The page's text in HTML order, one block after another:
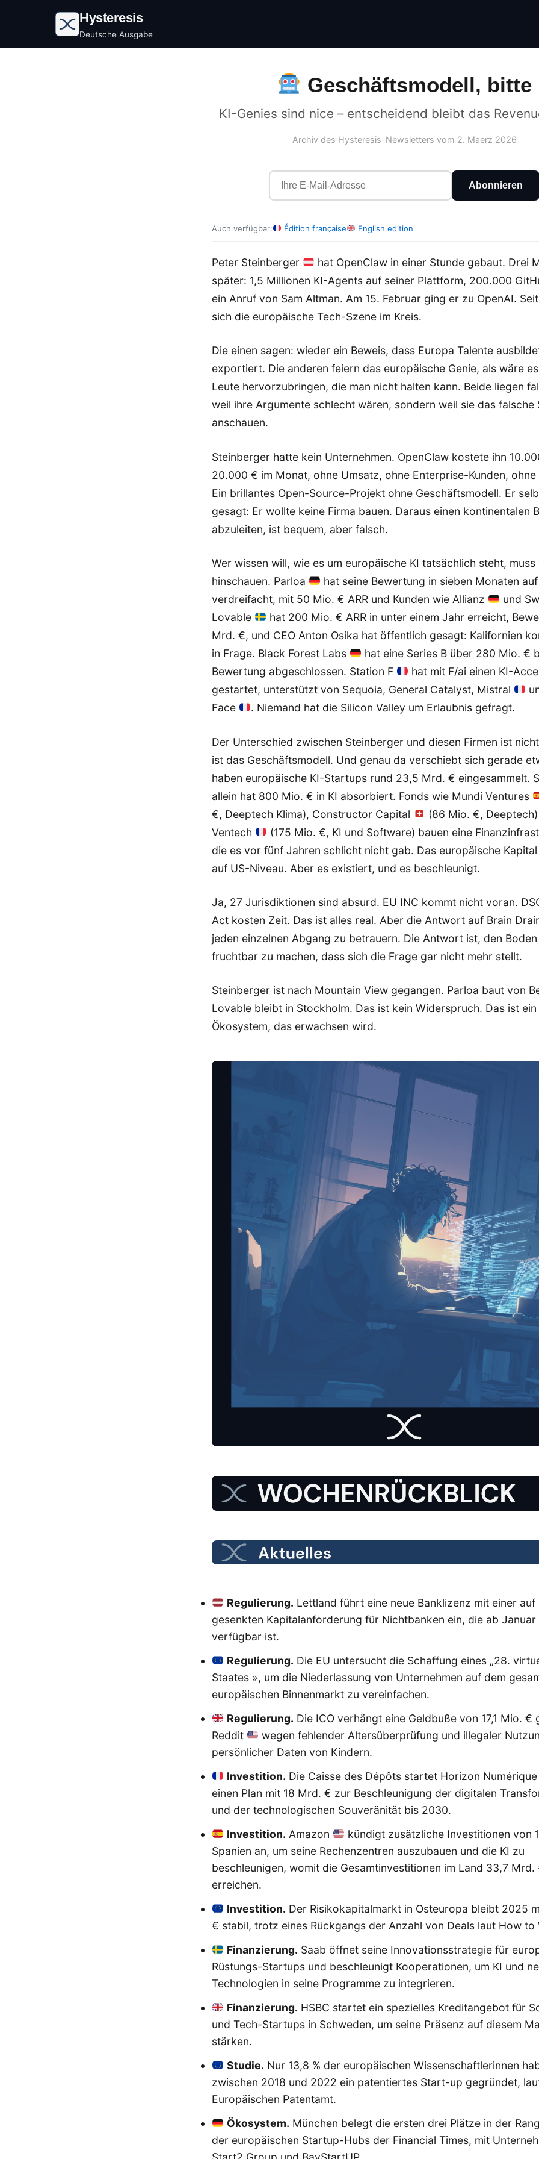
Hysteresis
Deutsche Ausgabe
Geschäftsmodell, bitte
KI-Genies sind nice – entscheidend bleibt das
Archiv des Hysteresis-Newsletters vom 2. Maerz 2026
Abonnieren
Auch verfügbar: Édition française English edition
Peter Steinberger
hat OpenClaw in einer Stunde gebaut. Drei
später: 1,5 Millionen KI-Agents auf seiner Plattform, 200.000
ein Anruf von Sam Altman. Am 15. Februar ging er zu OpenAI.
sich die europäische Tech-Szene im Kreis.
Die einen sagen: wieder ein Beweis, dass Europa Talente
exportiert. Die anderen feiern das europäische Genie, als wäre
Leute hervorzubringen, die man nicht halten kann. Beide liegen
weil ihre Argumente schlecht wären, sondern weil sie das falsche
anschauen.
Steinberger hatte kein Unternehmen. OpenClaw kostete ihn
20.000 € im Monat, ohne Umsatz, ohne Enterprise-Kunden,
Ein brillantes Open-Source-Projekt ohne Geschäftsmodell. Er
gesagt: Er wollte keine Firma bauen. Daraus einen kontinentalen
abzuleiten, ist bequem, aber falsch.
Wer wissen will, wie es um europäische KI tatsächlich steht,
hinschauen. Parloa
hat seine Bewertung in sieben Monaten
verdreifacht, mit 50 Mio. € ARR und Kunden wie Allianz
und
Lovable
hat 200 Mio. € ARR in unter einem Jahr erreicht,
Mrd. €, und CEO Anton Osika hat öffentlich gesagt: Kalifornien
in Frage. Black Forest Labs
hat eine Series B über 280 Mio. €
Bewertung abgeschlossen. Station F
hat mit F/ai einen KI-
gestartet, unterstützt von Sequoia, General Catalyst, Mistral
Face
. Niemand hat die Silicon Valley um Erlaubnis gefragt.
Der Unterschied zwischen Steinberger und diesen Firmen ist
ist das Geschäftsmodell. Und genau da verschiebt sich gerade
haben europäische KI-Startups rund 23,5 Mrd. € eingesammelt.
allein hat 800 Mio. € in KI absorbiert. Fonds wie Mundi Ventures
€, Deeptech Klima), Constructor Capital
(86 Mio. €,
Ventech
(175 Mio. €, KI und Software) bauen eine
die es vor fünf Jahren schlicht nicht gab. Das europäische
auf US-Niveau. Aber es existiert, und es beschleunigt.
Ja, 27 Jurisdiktionen sind absurd. EU INC kommt nicht voran.
Act kosten Zeit. Das ist alles real. Aber die Antwort auf Brain
jeden einzelnen Abgang zu betrauern. Die Antwort ist, den
fruchtbar zu machen, dass sich die Frage gar nicht mehr stellt.
Steinberger ist nach Mountain View gegangen. Parloa baut von
Lovable bleibt in Stockholm. Das ist kein Widerspruch. Das ist ein
Ökosystem, das erwachsen wird.
Regulierung. Lettland führt eine neue Banklizenz mit einer auf
gesenkten Kapitalanforderung für Nichtbanken ein, die ab
verfügbar ist.
Regulierung. Die EU untersucht die Schaffung eines „28.
Staates », um die Niederlassung von Unternehmen auf dem
europäischen Binnenmarkt zu vereinfachen.
Regulierung. Die ICO verhängt eine Geldbuße von 17,1 Mio. €
Reddit
wegen fehlender Altersüberprüfung und illegaler
persönlicher Daten von Kindern.
Investition. Die Caisse des Dépôts startet Horizon
einen Plan mit 18 Mrd. € zur Beschleunigung der digitalen
und der technologischen Souveränität bis 2030.
Investition. Amazon
kündigt zusätzliche Investitionen von
Spanien an, um seine Rechenzentren auszubauen und die KI zu
beschleunigen, womit die Gesamtinvestitionen im Land 33,7 Mrd.
erreichen.
Investition. Der Risikokapitalmarkt in Osteuropa bleibt 2025
€ stabil, trotz eines Rückgangs der Anzahl von Deals laut How to
Finanzierung. Saab öffnet seine Innovationsstrategie für
Rüstungs-Startups und beschleunigt Kooperationen, um KI und
Technologien in seine Programme zu integrieren.
Finanzierung. HSBC startet ein spezielles Kreditangebot für
und Tech-Startups in Schweden, um seine Präsenz auf diesem
stärken.
Studie. Nur 13,8 % der europäischen Wissenschaftlerinnen
zwischen 2018 und 2022 ein patentiertes Start-up gegründet,
Europäischen Patentamt.
Ökosystem. München belegt die ersten drei Plätze in der
der europäischen Startup-Hubs der Financial Times, mit